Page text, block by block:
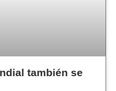
también se